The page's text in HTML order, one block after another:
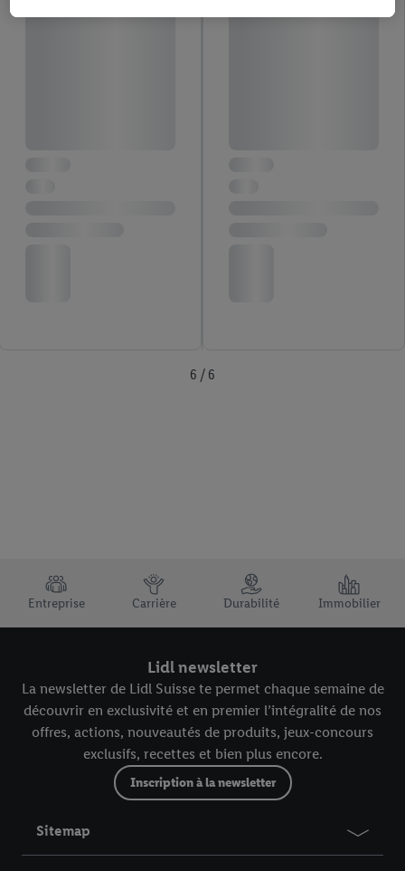
6 / 6
TRUSTBAR
Entreprise Carrière Durabilité Immobilier
Lidl newsletter
La newsletter de Lidl Suisse te permet chaque semaine de
découvrir en exclusivité et en premier l’intégralité de nos
offres, actions, nouveautés de produits, jeux-concours
exclusifs, recettes et bien plus encore.
Inscription à la newsletter
Sitemap